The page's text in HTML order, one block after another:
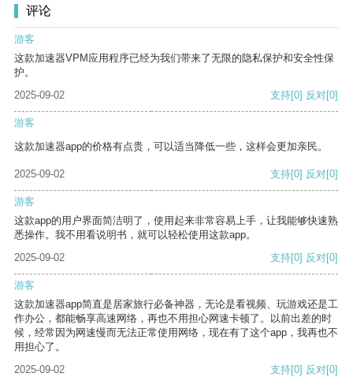
评论
游客
这款加速器VPM应用程序已经为我们带来了无限的隐私保护和安全性保
护。
2025-09-02
支持[0] 反对[0]
游客
这款加速器app的价格有点贵，可以适当降低一些，这样会更加亲民。
2025-09-02 支持[0] 反对[0]
游客
这款app的用户界面简洁明了，使用起来非常容易上手，让我能够快速熟
悉操作。我不用看说明书，就可以轻松使用这款app。
2025-09-02
支持[0] 反对[0]
游客
这款加速器app简直是居家旅行必备神器，无论是看视频、玩游戏还是工
作办公，都能畅享高速网络，再也不用担心网速卡顿了。以前出差的时
候，经常因为网速慢而无法正常使用网络，现在有了这个app，我再也不
用担心了。
2025-09-02
支持[0] 反对[0]